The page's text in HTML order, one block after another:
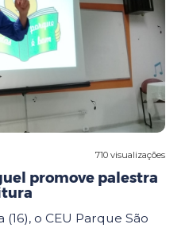
710 visualizações
promove palestra
o CEU Parque São